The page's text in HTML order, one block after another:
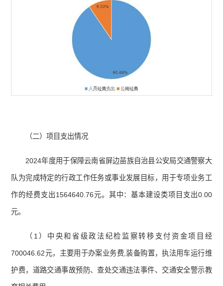
（二）项目支出情况
2024年度用于保障云南省屏边苗族自治县公安局交通警察大
队为完成特定的行政工作任务或事业发展目标，用于专项业务工
作的经费支出1564640.76元。其中：基本建设类项目支出0.00
元。
（1）中央和省级政法纪检监察转移支付资金项目经
700046.62元，主要用于办案业务费,装备购置，执法用车运行维
护费，道路交通事故预防、查处交通违法事件、交通安全警示教